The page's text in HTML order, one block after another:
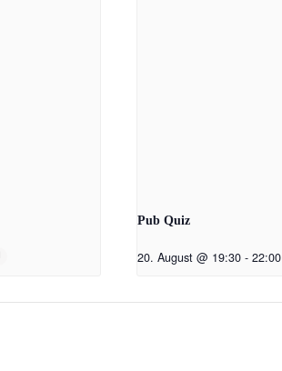
Pub Quiz
20. August @ 19:30 - 22:00